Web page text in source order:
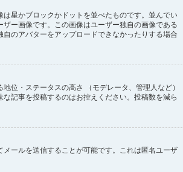
星かブロックかドットを並べたものです。並んでい
ー画像です。この画像はユーザー独自の画像である
のアバターをアップロードできなかったりする場合
位・ステータスの高さ （モデレータ、管理人など）
記事を投稿するのはお控えください。投稿数を減ら
ールを送信することが可能です。これは匿名ユーザ